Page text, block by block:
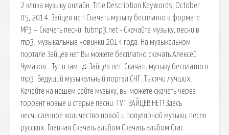
2 клика музыку онлайн. Title Description Keywords; October
05, 2014. Зайцев.нет! Скачать музыку бесплатно в формате
MP3 – Скачать песни. tutmp3.net - Скачайте музыку, песни в
mp3, музыкальные новинки 2014 года. На музыкальном
портале Зайцев.нет Вы можете бесплатно скачать Алексей
Чумаков - Тут и там. ♫ Зайцев нет. Скачать музыку бесплатно в
mp3. Ведущий музыкальный портал СНГ. Тысячи лучших.
Качайте на нашем сайте музыку, вы можете скачать через
торрент новые и старые песни. ТУТ ЗАЙЦЕВ НЕТ! Здесь
несчисленное количество новой и популярной музыки, песен
русских. Главная Скачать альбом Скачать альбом Стас